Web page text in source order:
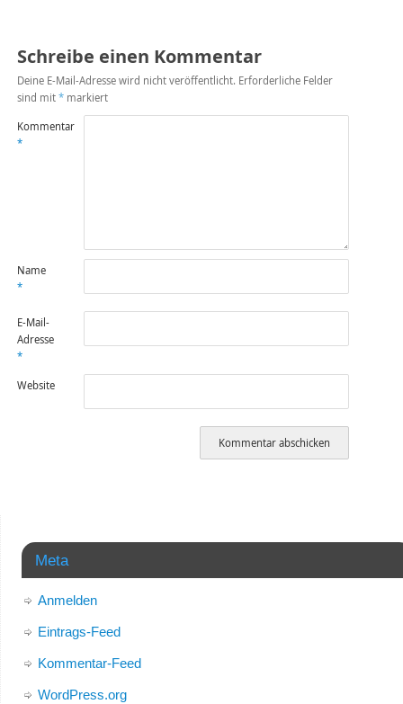
Schreibe einen Kommentar
Deine E-Mail-Adresse wird nicht veröffentlicht. Erforderliche Felder
sind mit *markiert
Kommentar
*
Name
*
E-Mail-
Adresse
*
Website
Meta
Anmelden
Eintrags-Feed
Kommentar-Feed
WordPress.org